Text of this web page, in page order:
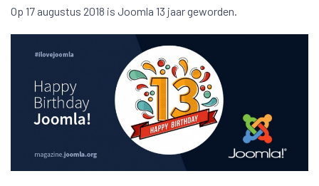
Op 17 augustus 2018 is Joomla 13 jaar geworden.